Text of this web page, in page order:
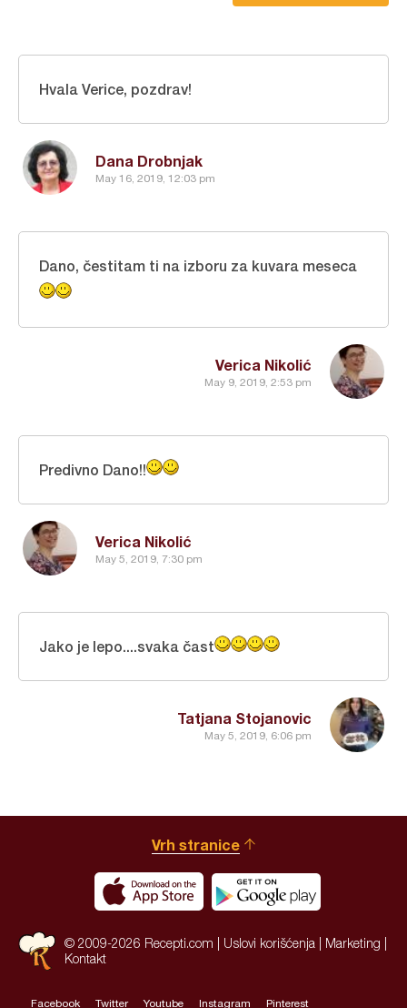
Dana Drobnjak
May 16, 2019, 12:03 pm
Hvala Verice, pozdrav!
Verica Nikolić
May 9, 2019, 2:53 pm
Dano, čestitam ti na izboru za kuvara meseca
Verica Nikolić
May 5, 2019, 7:30 pm
Predivno Dano!!
Tatjana Stojanovic
May 5, 2019, 6:06 pm
Jako je lepo....svaka čast
Vrh stranice
© 2009-2026 Recepti.com | Uslovi korišćenja Marketing
Kontakt
Facebook Twitter Youtube Instagram Pinterest